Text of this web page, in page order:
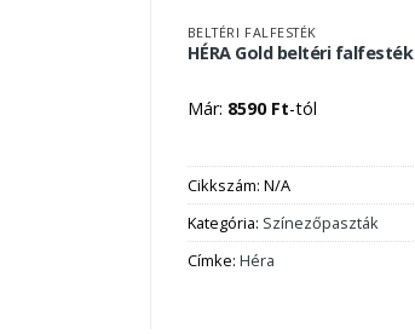
BELTÉRI FALFESTÉK
HÉRA Gold beltéri falfesték
Már: 8590 Ft-tól
Cikkszám: N/A
Kategória: Színezőpaszták
Címke: Héra